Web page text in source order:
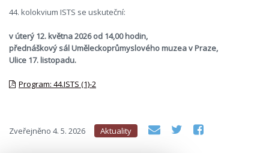
44. kolokvium ISTS se uskuteční:
v úterý 12. května 2026 od 14,00 hodin,
přednáškový sál Uměleckoprůmyslového muzea v Praze,
Ulice 17. listopadu.
Program: 44.ISTS (1)-2
Zveřejněno 4. 5. 2026 Aktuality